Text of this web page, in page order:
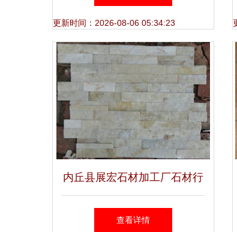
品质
更新时间：2026-08-06 05:34:23
内丘县展宏石材加工厂石材行
情与价格走势分析
查看详情